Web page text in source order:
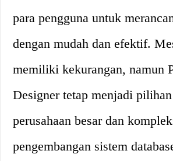
para pengguna untuk
dengan mudah dan efektif.
memiliki kekurangan, namun
Designer tetap menjadi
perusahaan besar dan
pengembangan sistem